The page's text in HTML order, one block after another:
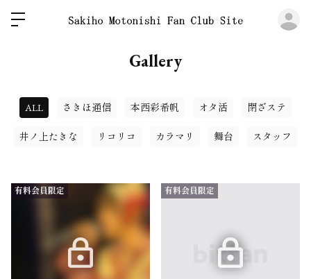
Gallery
ALL さきほ通信 本西彩希帆 オタ活 閉ざステ
井ノ上たきな リコリコ カラマリ 舞台 スタッフ
有料会員限定 有料会員限定